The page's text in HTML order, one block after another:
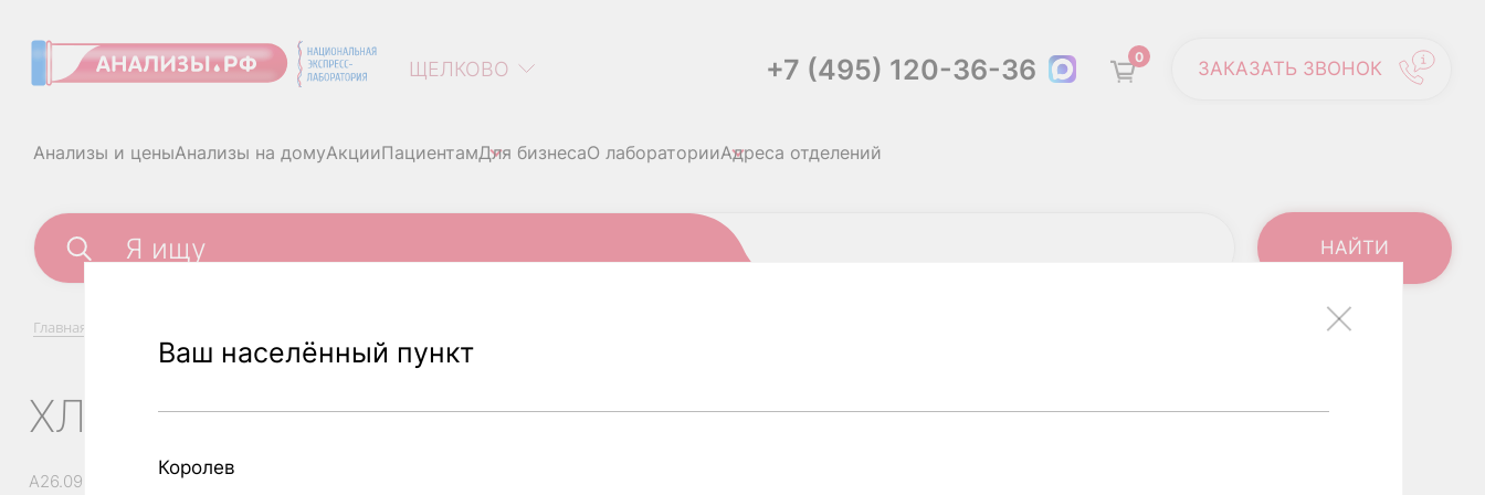
ЩЕЛКОВО
Ваш населённый пункт
Королев
+7 (495) 120-36-36 0
ЗАКАЗАТЬ ЗВОНОК
Анализы и ценыАнализы на домуАкцииПациентамДля бизнесаО лабораторииАдреса отделений
Главная
ХЛАМИДИЯ ПНЕВМОНИИ, ДНК (СОСКОБ)
A26.09.047.002